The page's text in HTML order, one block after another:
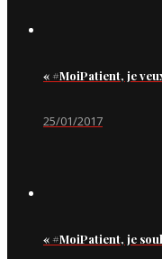
« #MoiPatient, je
25/01/2017
« #MoiPatient, je